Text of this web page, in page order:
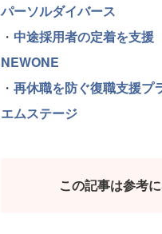
パーソルダイバース
・ 中途採用者の定着を支
NEWONE
・ 再休職を防ぐ復職支援
エムステージ
この記事は参考